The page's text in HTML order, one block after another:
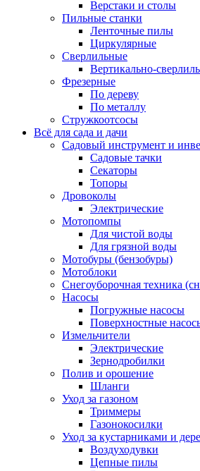
Верстаки и столы
Пильные станки
Ленточные пилы
Циркулярные
Сверлильные
Вертикально-
Фрезерные
По дереву
По металлу
Стружкоотсосы
Всё для сада и дачи
Садовый инструмент и
Садовые тачки
Секаторы
Топоры
Дровоколы
Электрические
Мотопомпы
Для чистой воды
Для грязной воды
Мотобуры (бензобуры)
Мотоблоки
Снегоуборочная техника
Насосы
Погружные насосы
Поверхностные
Измельчители
Электрические
Зернодробилки
Полив и орошение
Шланги
Уход за газоном
Триммеры
Газонокосилки
Уход за кустарниками и
Воздуходувки
Цепные пилы